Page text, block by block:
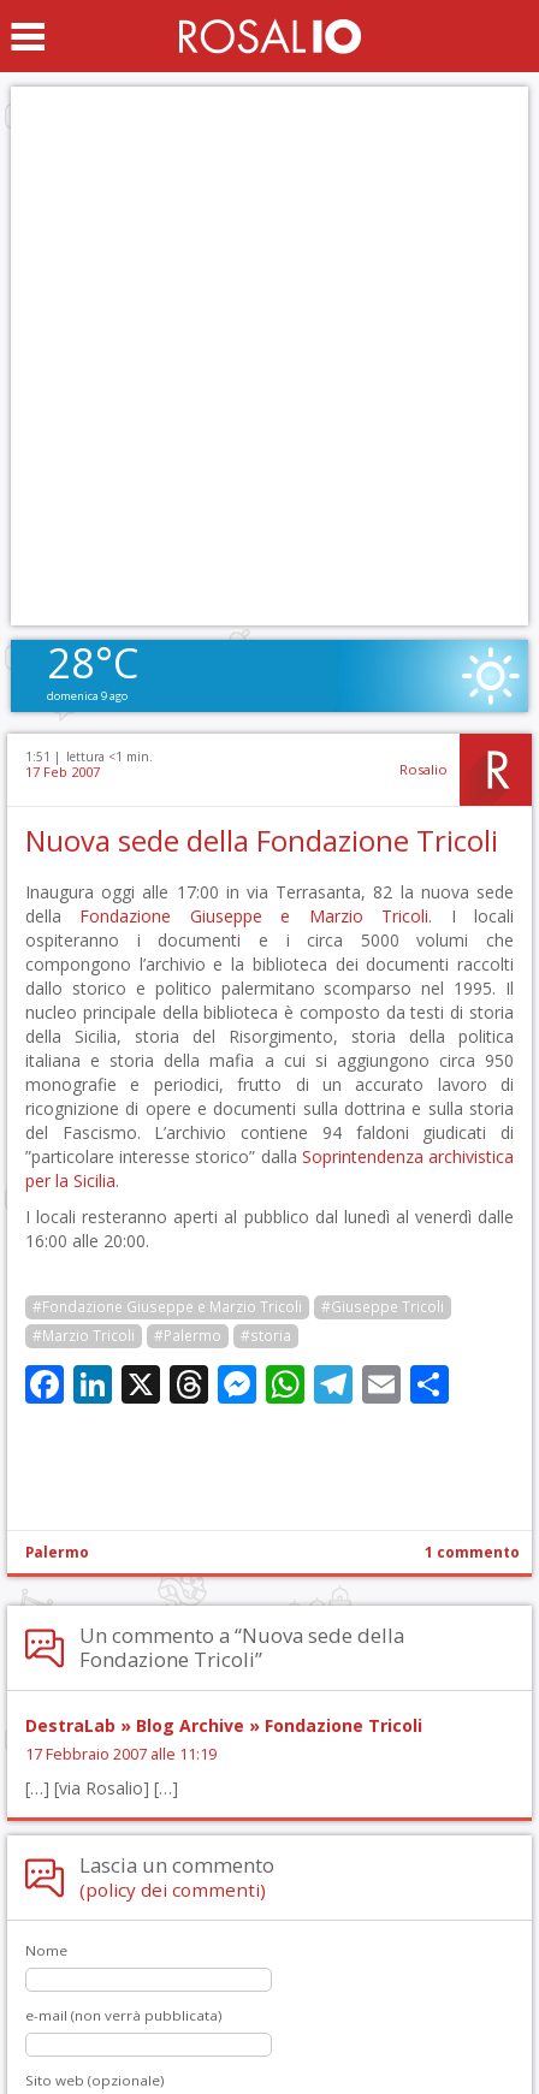
28°C
domenica 9 ago
1:51 | lettura <1 min.
17 Feb 2007 Rosalio
Nuova sede della Fondazione Tricoli
Inaugura oggi alle 17:00 in via Terrasanta, 82 la nuova sede
della Fondazione Giuseppe e Marzio Tricoli. I locali
ospiteranno i documenti e i circa 5000 volumi che
compongono l’archivio e la biblioteca dei documenti raccolti
dallo storico e politico palermitano scomparso nel 1995. Il
nucleo principale della biblioteca è composto da testi di storia
della Sicilia, storia del Risorgimento, storia della politica
italiana e storia della mafia a cui si aggiungono circa 950
monografie e periodici, frutto di un accurato lavoro di
ricognizione di opere e documenti sulla dottrina e sulla storia
del Fascismo. L’archivio contiene 94 faldoni giudicati di
”particolare interesse storico” dalla Soprintendenza archivistica
per la Sicilia.
I locali resteranno aperti al pubblico dal lunedì al venerdì dalle
16:00 alle 20:00.
#Fondazione Giuseppe e Marzio Tricoli
#Giuseppe Tricoli
#Marzio Tricoli
#Palermo #storia
Facebook
LinkedIn
X Threads
Messenger
WhatsApp
Telegram
Email
Palermo 1 commento
Un commento a “Nuova sede della
Fondazione Tricoli”
DestraLab » Blog Archive » Fondazione Tricoli
17 Febbraio 2007 alle 11:19
[…] [via Rosalio] […]
Lascia un commento
(policy dei commenti)
Nome
e-mail (non verrà pubblicata)
Sito web (opzionale)